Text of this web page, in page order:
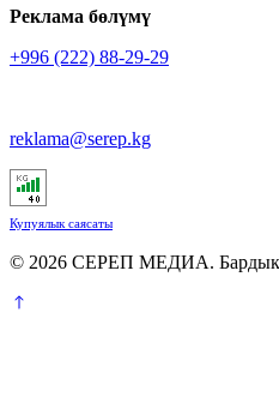
Реклама бөлүмү
+996 (222) 88-29-29
reklama@serep.kg
Купуялык саясаты
© 2026 СЕРЕП МЕДИА. Бардык